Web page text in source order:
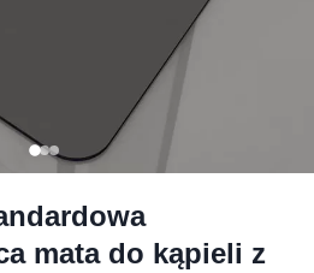
mata do kąpieli z